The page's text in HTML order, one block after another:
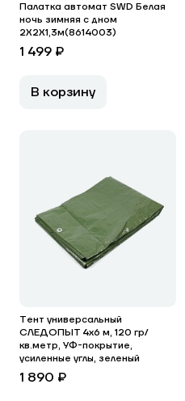
Палатка автомат SWD Белая
ночь зимняя с дном
2Х2Х1,3м(8614003)
1 499 ₽
В корзину
Тент универсальный
СЛЕДОПЫТ 4x6 м, 120 гр/
кв.метр, УФ-покрытие,
усиленные углы, зеленый
1 890 ₽